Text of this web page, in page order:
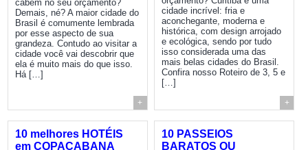
cabem no seu orçamento?
Demais, né? A maior cidade do
Brasil é comumente lembrada
por esse aspecto de sua
grandeza. Contudo ao visitar a
cidade você vai descobrir que
ela é muito mais do que isso.
Há […]
+
cidade incrível: fria e
aconchegante, moderna e
histórica, com design arrojado
e ecológica, sendo por tudo
isso considerada uma das
mais belas cidades do Brasil.
Confira nosso Roteiro de 3, 5 e
[…]
+
10 melhores HOTÉIS
em COPACABANA
10 PASSEIOS
BARATOS OU